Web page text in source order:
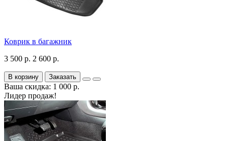
Коврик в багажник
3 500 р. 2 600 р.
В корзину Заказать
Ваша скидка: 1 000 р.
Лидер продаж!